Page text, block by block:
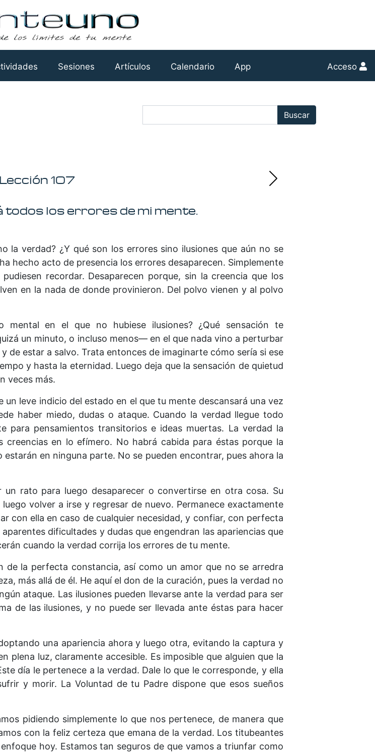
Sesiones Artículos Calendario App Acceso
Buscar:
Buscar
Lección 107
los errores de mi mente.
la verdad? ¿Y qué son los errores sino ilusiones que aún no se
hecho acto de presencia los errores desaparecen. Simplemente
recordar. Desaparecen porque, sin la creencia que los
en la nada de donde provinieron. Del polvo vienen y al polvo
mental en el que no hubiese ilusiones? ¿Qué sensación te
un minuto, o incluso menos— en el que nada vino a perturbar
de estar a salvo. Trata entonces de imaginarte cómo sería si ese
y hasta la eternidad. Luego deja que la sensación de quietud
veces más.
leve indicio del estado en el que tu mente descansará una vez
haber miedo, dudas o ataque. Cuando la verdad llegue todo
para pensamientos transitorios e ideas muertas. La verdad la
en lo efímero. No habrá cabida para éstas porque la
en ninguna parte. No se pueden encontrar, pues ahora la
rato para luego desaparecer o convertirse en otra cosa. Su
volver a irse y regresar de nuevo. Permanece exactamente
con ella en caso de cualquier necesidad, y confiar, con perfecta
dificultades y dudas que engendran las apariencias que
cuando la verdad corrija los errores de tu mente.
de la perfecta constancia, así como un amor que no se arredra
más allá de él. He aquí el don de la curación, pues la verdad no
ataque. Las ilusiones pueden llevarse ante la verdad para ser
de las ilusiones, y no puede ser llevada ante éstas para hacer
una apariencia ahora y luego otra, evitando la captura y
plena luz, claramente accesible. Es imposible que alguien que la
día le pertenece a la verdad. Dale lo que le corresponde, y ella
y morir. La Voluntad de tu Padre dispone que esos sueños
pidiendo simplemente lo que nos pertenece, de manera que
con la feliz certeza que emana de la verdad. Los titubeantes
hoy. Estamos tan seguros de que vamos a triunfar como